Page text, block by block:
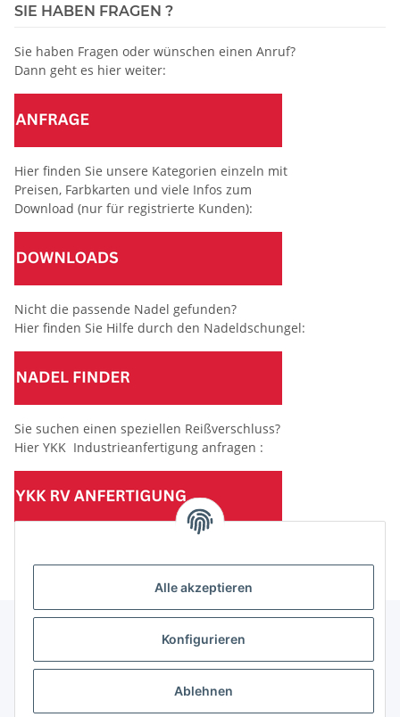
Alle akzeptieren
Konfigurieren
Ablehnen
SIE HABEN FRAGEN ?
Sie haben Fragen oder wünschen einen Anruf?
Dann geht es hier weiter:
Hier finden Sie unsere Kategorien einzeln mit
Preisen, Farbkarten und viele Infos zum
Download (nur für registrierte Kunden):
Nicht die passende Nadel gefunden?
Hier finden Sie Hilfe durch den Nadeldschungel:
Sie suchen einen speziellen Reißverschluss?
Hier YKK Industrieanfertigung anfragen :
(Mindesttabnahmemenge 10 Stück je Länge und Farbe)
Informationen